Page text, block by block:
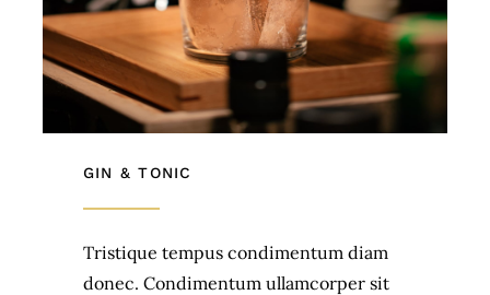
GIN & TONIC
Tristique tempus condimentum diam
donec. Condimentum ullamcorper sit